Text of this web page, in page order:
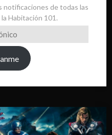
notificaciones de todas las
Habitación 101.